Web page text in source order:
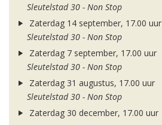
Sleutelstad 30 - Non Stop
Zaterdag 14 september, 17.00 uur
Sleutelstad 30 - Non Stop
Zaterdag 7 september, 17.00 uur
Sleutelstad 30 - Non Stop
Zaterdag 31 augustus, 17.00 uur
Sleutelstad 30 - Non Stop
Zaterdag 30 december, 17.00 uur